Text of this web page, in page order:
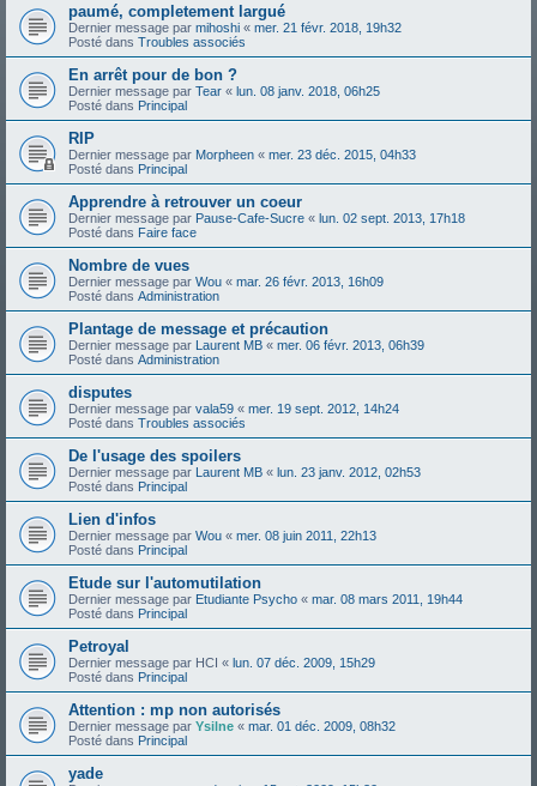
paumé, completement largué
Dernier message par mihoshi « mer. 21 févr. 2018, 19h32
Posté dans Troubles associés
En arrêt pour de bon ?
Dernier message par Tear « lun. 08 janv. 2018, 06h25
Posté dans Principal
RIP
Dernier message par Morpheen « mer. 23 déc. 2015, 04h33
Posté dans Principal
Apprendre à retrouver un coeur
Dernier message par Pause-Cafe-Sucre « lun. 02 sept. 2013, 17h18
Posté dans Faire face
Nombre de vues
Dernier message par Wou « mar. 26 févr. 2013, 16h09
Posté dans Administration
Plantage de message et précaution
Dernier message par Laurent MB « mer. 06 févr. 2013, 06h39
Posté dans Administration
disputes
Dernier message par vala59 « mer. 19 sept. 2012, 14h24
Posté dans Troubles associés
De l'usage des spoilers
Dernier message par Laurent MB « lun. 23 janv. 2012, 02h53
Posté dans Principal
Lien d'infos
Dernier message par Wou « mer. 08 juin 2011, 22h13
Posté dans Principal
Etude sur l'automutilation
Dernier message par Etudiante Psycho « mar. 08 mars 2011, 19h44
Posté dans Principal
Petroyal
Dernier message par HCI « lun. 07 déc. 2009, 15h29
Posté dans Principal
Attention : mp non autorisés
Dernier message par Ysilne « mar. 01 déc. 2009, 08h32
Posté dans Principal
yade